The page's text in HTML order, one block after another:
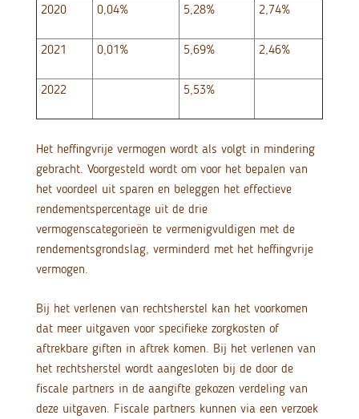
2020 0,04% 5,28% 2,74%
2021 0,01% 5,69% 2,46%
2022 5,53%
Het heffingvrije vermogen wordt als volgt in mindering
gebracht. Voorgesteld wordt om voor het bepalen van
het voordeel uit sparen en beleggen het effectieve
rendementspercentage uit de drie
vermogenscategorieën te vermenigvuldigen met de
rendementsgrondslag, verminderd met het heffingvrije
vermogen.
Bij het verlenen van rechtsherstel kan het voorkomen
dat meer uitgaven voor specifieke zorgkosten of
aftrekbare giften in aftrek komen. Bij het verlenen van
het rechtsherstel wordt aangesloten bij de door de
fiscale partners in de aangifte gekozen verdeling van
deze uitgaven. Fiscale partners kunnen via een verzoek